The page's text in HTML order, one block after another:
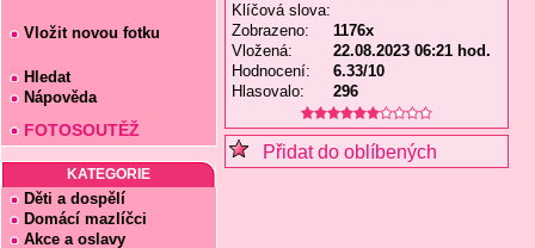
Vložit novou fotku
Hledat
Nápověda
FOTOSOUTĚŽ
KATEGORIE
Děti a dospělí
Domácí mazlíčci
Akce a oslavy
Klíčová slova:
Zobrazeno:
1176x
Vložená:
22.08.2023 06:21 hod.
Hodnocení:
6.33/10
Hlasovalo:
296
Přidat do oblíbených